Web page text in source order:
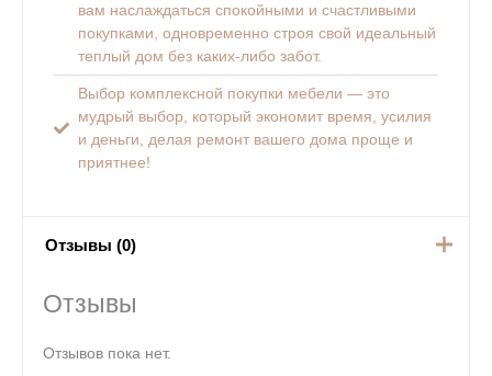
вам наслаждаться спокойными и счастливыми
покупками, одновременно строя свой идеальный
теплый дом без каких-либо забот.
Выбор комплексной покупки мебели — это
мудрый выбор, который экономит время, усилия
и деньги, делая ремонт вашего дома проще и
приятнее!
Отзывы (0)
Отзывы
Отзывов пока нет.